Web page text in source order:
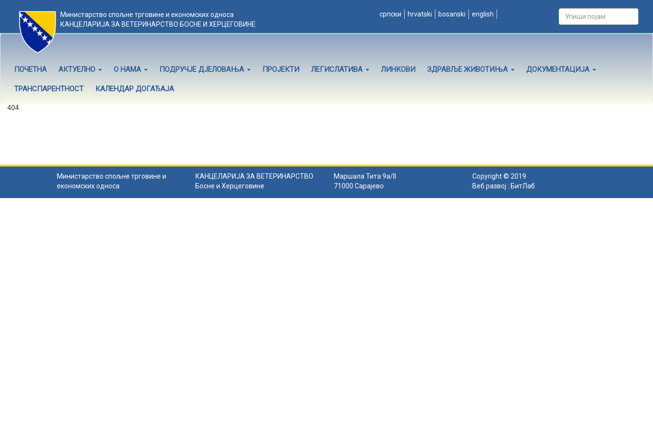
Министарство спољне трговине и економских односа
КАНЦЕЛАРИЈА ЗА ВЕТЕРИНАРСТВО БОСНЕ И ХЕРЦЕГОВИНЕ
српски hrvatski bosanski english
ПОЧЕТНА АКТУЕЛНО О НАМА ПОДРУЧЈЕ ДЈЕЛОВАЊА ПРОЈЕКТИ ЛЕГИСЛАТИВА ЛИНКОВИ ЗДРАВЉЕ ЖИВОТИЊА ДОКУМЕНТАЦИЈА
ТРАНСПАРЕНТНОСТ КАЛЕНДАР ДОГАЂАЈА
404
Министарство спољне трговине и
економских односа
КАНЦЕЛАРИЈА ЗА ВЕТЕРИНАРСТВО
Босне и Херцеговине
Маршала Тита 9а/II
71000 Сарајево
Copyright © 2019
Веб развој : БитЛаб